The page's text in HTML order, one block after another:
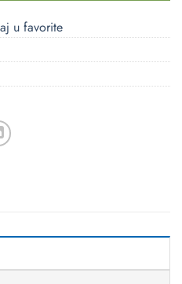
u favorite